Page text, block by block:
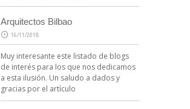
Arquitectos Bilbao
16/11/2018
Muy interesante este listado de blogs
de interés para los que nos dedicamos
a esta ilusión. Un saludo a dados y
gracias por el artículo